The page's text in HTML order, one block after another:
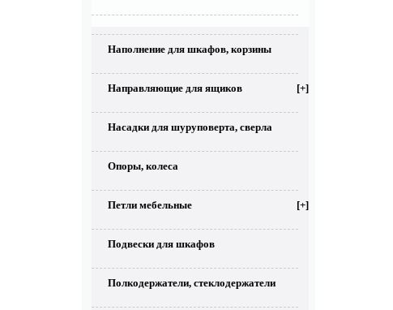
Наполнение для шкафов, корзины
Направляющие для ящиков [+]
Насадки для шуруповерта, сверла
Опоры, колеса
Петли мебельные [+]
Подвески для шкафов
Полкодержатели, стеклодержатели